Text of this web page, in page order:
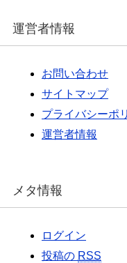
運営者情報
お問い合わせ
サイトマップ
プライバシーポ
運営者情報
メタ情報
ログイン
投稿の RSS